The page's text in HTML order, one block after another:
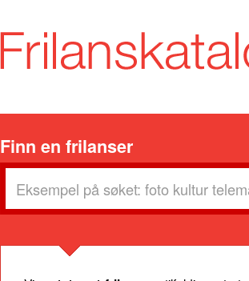
Finn en frilanser